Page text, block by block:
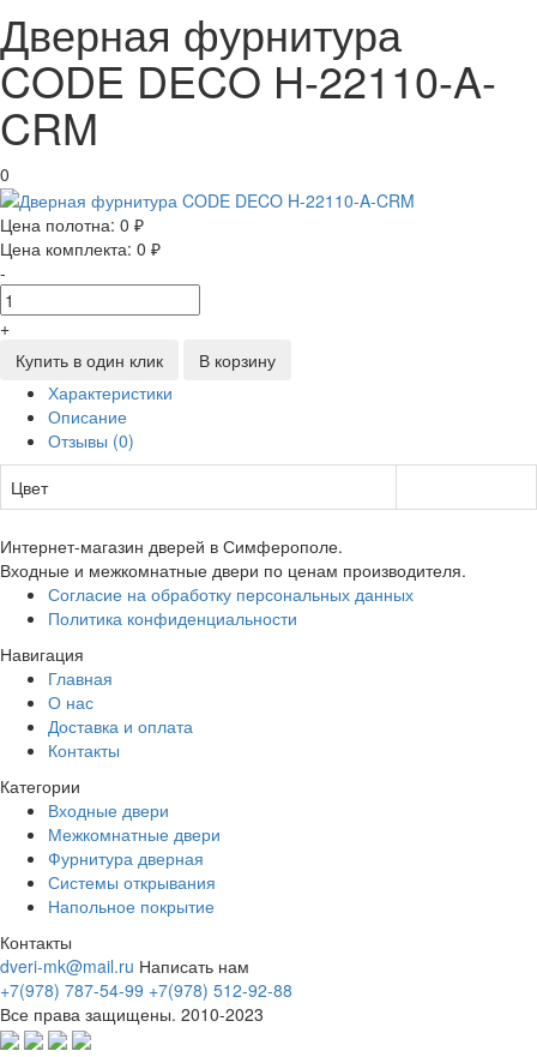
Дверная фурнитура
CODE DECO H-22110-A-
CRM
0
Цена полотна: 0 ₽
Цена комплекта: 0 ₽
-
+
Купить в один клик
В корзину
Характеристики
Описание
Отзывы (0)
Цвет
Интернет-магазин дверей в Симферополе.
Входные и межкомнатные двери по ценам производителя.
Согласие на обработку персональных данных
Политика конфиденциальности
Навигация
Главная
О нас
Доставка и оплата
Контакты
Категории
Входные двери
Межкомнатные двери
Фурнитура дверная
Системы открывания
Напольное покрытие
Контакты
dveri-mk@mail.ru Написать нам
+7(978) 787-54-99 +7(978) 512-92-88
Все права защищены. 2010-2023